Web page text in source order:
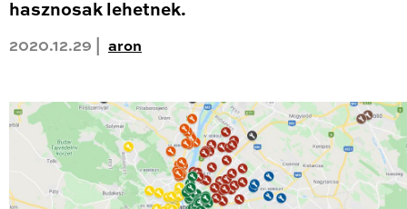
hasznosak lehetnek.
2020.12.29 | aron